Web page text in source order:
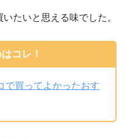
たいと思える味でした。
コレ！
で買ってよかったおす